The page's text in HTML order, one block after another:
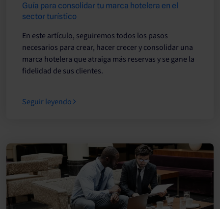
Guía para consolidar tu marca hotelera en el
sector turístico
En este artículo, seguiremos todos los pasos
necesarios para crear, hacer crecer y consolidar una
marca hotelera que atraiga más reservas y se gane la
fidelidad de sus clientes.
Seguir leyendo